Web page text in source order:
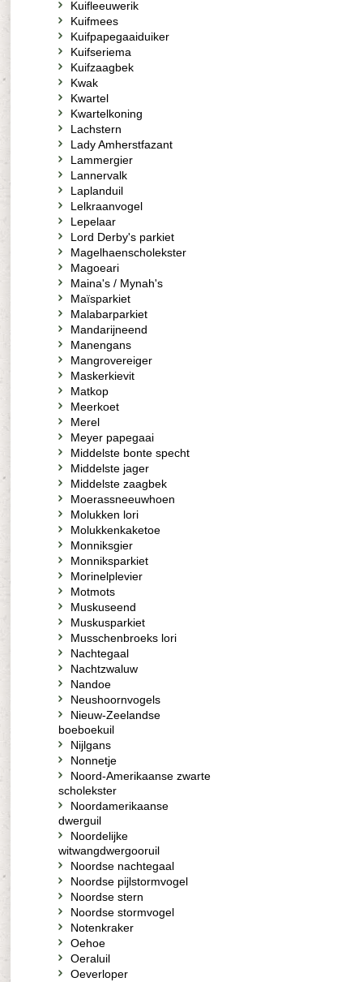
Kuifleeuwerik
Kuifmees
Kuifpapegaaiduiker
Kuifseriema
Kuifzaagbek
Kwak
Kwartel
Kwartelkoning
Lachstern
Lady Amherstfazant
Lammergier
Lannervalk
Laplanduil
Lelkraanvogel
Lepelaar
Lord Derby's parkiet
Magelhaenscholekster
Magoeari
Maina's / Mynah's
Maïsparkiet
Malabarparkiet
Mandarijneend
Manengans
Mangrovereiger
Maskerkievit
Matkop
Meerkoet
Merel
Meyer papegaai
Middelste bonte specht
Middelste jager
Middelste zaagbek
Moerassneeuwhoen
Molukken lori
Molukkenkaketoe
Monniksgier
Monniksparkiet
Morinelplevier
Motmots
Muskuseend
Muskusparkiet
Musschenbroeks lori
Nachtegaal
Nachtzwaluw
Nandoe
Neushoornvogels
Nieuw-Zeelandse
boeboekuil
Nijlgans
Nonnetje
Noord-Amerikaanse zwarte
scholekster
Noordamerikaanse
dwerguil
Noordelijke
witwangdwergooruil
Noordse nachtegaal
Noordse pijlstormvogel
Noordse stern
Noordse stormvogel
Notenkraker
Oehoe
Oeraluil
Oeverloper